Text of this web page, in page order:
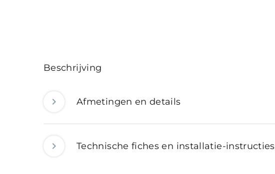
Beschrijving
Afmetingen en details
Technische fiches en installatie-instructies